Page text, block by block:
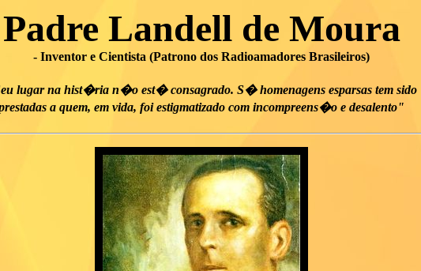
Padre Landell de Moura
- Inventor e Cientista (Patrono dos Radioamadores Brasileiros)
lugar na hist�ria n�o est� consagrado. S� homenagens esparsas tem sido
a quem, em vida, foi estigmatizado com incompreens�o e desalento"